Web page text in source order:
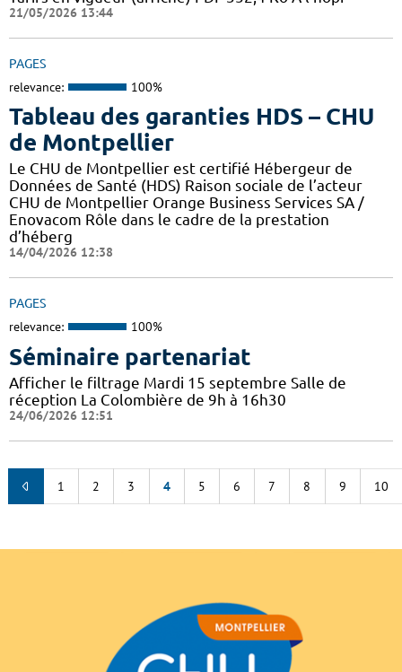
21/05/2026 13:44
PAGES
relevance: 100%
Tableau des garanties HDS – CHU
de Montpellier
Le CHU de Montpellier est certifié Hébergeur de
Données de Santé (HDS) Raison sociale de l’acteur
CHU de Montpellier Orange Business Services SA /
Enovacom Rôle dans le cadre de la prestation
d’héberg
14/04/2026 12:38
PAGES
relevance: 100%
Séminaire partenariat
Afficher le filtrage Mardi 15 septembre Salle de
réception La Colombière de 9h à 16h30
24/06/2026 12:51
1 2 3 4 5 6 7 8 9 10